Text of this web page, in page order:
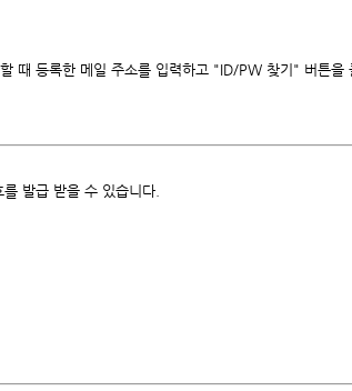
때 등록한 메일 주소를 입력하고 "ID/PW 찾기" 버튼을
발급 받을 수 있습니다.